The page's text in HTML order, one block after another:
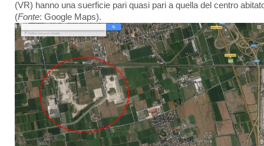
(VR) hanno una suerficie pari quasi pari a quella del centro
(Fonte: Google Maps).